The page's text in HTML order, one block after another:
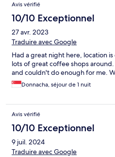
Avis vérifié
10/10 Exceptionnel
27 avr. 2023
Traduire avec Google
Had a great night here, location
lots of great coffee shops
and couldn't do enough for me.
Donnacha, séjour de 1 nuit
Avis vérifié
10/10 Exceptionnel
9 juil. 2024
Traduire avec Google